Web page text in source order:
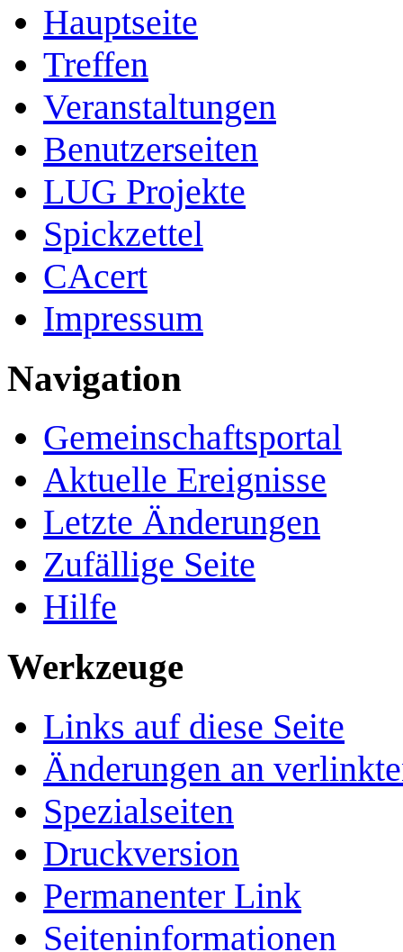
Hauptseite
Treffen
Veranstaltungen
Benutzerseiten
LUG Projekte
Spickzettel
CAcert
Impressum
Navigation
Gemeinschafts­portal
Aktuelle Ereignisse
Letzte Änderungen
Zufällige Seite
Hilfe
Werkzeuge
Links auf diese Seite
Änderungen an
Spezialseiten
Druckversion
Permanenter Link
Seiten­­informationen